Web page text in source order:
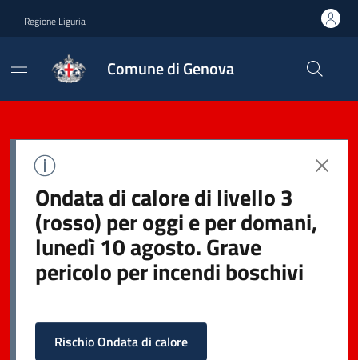
Regione Liguria
Comune di Genova
Ondata di calore di livello 3
(rosso) per oggi e per domani,
lunedì 10 agosto. Grave
pericolo per incendi boschivi
Rischio Ondata di calore